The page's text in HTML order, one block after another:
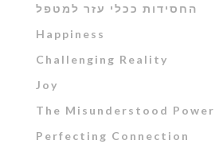
החסידות ככלי עזר למטפל
Happiness
Challenging Reality
Joy
The Misunderstood Power
Perfecting Connection